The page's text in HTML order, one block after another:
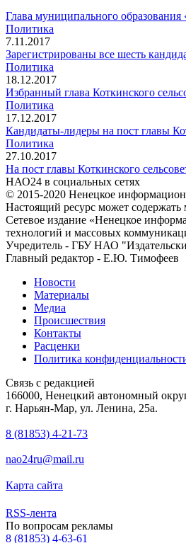
Глава муниципального
Политика
7.11.2017
Зарегистрированы все шесть
Политика
18.12.2017
Избранный глава Коткинского
Политика
17.12.2017
Кандидаты-лидеры на пост главы
Политика
27.10.2017
На пост главы Коткинского
НАО24 в социальных сетях
© 2015-2020 Ненецкое
Настоящий ресурс может содержать
Сетевое издание «Ненецкое
технологий и массовых
Учредитель - ГБУ НАО
Главный редактор - Е.Ю. Тимофеев
Новости
Материалы
Медиа
Происшествия
Контакты
Расценки
Политика
Связь с редакцией
166000, Ненецкий автономный
г. Нарьян-Мар, ул. Ленина, 25а.
8 (81853) 4-21-73
nao24ru@mail.ru
Карта сайта
RSS-лента
По вопросам рекламы
8 (81853) 4-63-61